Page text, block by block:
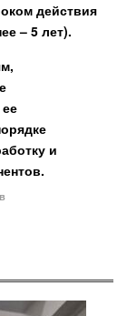
действия
– 5 лет).
и